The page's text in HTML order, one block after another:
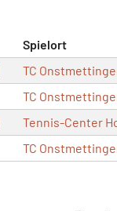
Spielort
TC
TC
Tennis-Center
TC